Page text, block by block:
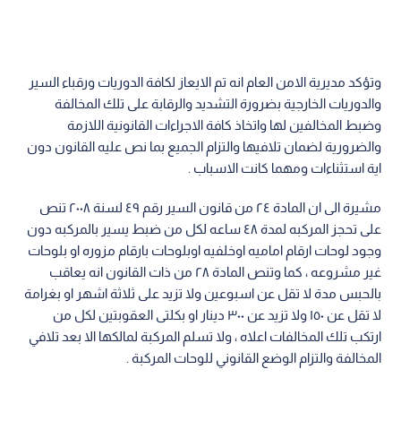
وتؤكد مديرية الامن العام انه تم الايعاز لكافة الدوريات ورقباء السير
والدوريات الخارجية بضرورة التشديد والرقابة على تلك المخالفة
وضبط المخالفين لها واتخاذ كافة الاجراءات القانونية اللازمة
والضرورية لضمان تلافيها والتزام الجميع بما نص عليه القانون دون
اية استثناءات ومهما كانت الاسباب .
مشيرة الى ان المادة ٢٤ من قانون السير رقم ٤٩ لسنة ٢٠٠٨ تنص
على تحجز المركبه لمدة ٤٨ ساعه لكل من ضبط يسير بالمركبه دون
وجود لوحات ارقام اماميه اوخلفيه اوبلوحات بارقام مزوره او بلوحات
غير مشروعه ، كما وتنص المادة ٢٨ من ذات القانون انه يعاقب
بالحبس مدة لا تقل عن اسبوعين ولا تزيد على ثلاثة اشهر او بغرامة
لا تقل عن ١٥٠ ولا تزيد عن ٣٠٠ دينار او بكلتى العقوبتين لكل من
ارتكب تلك المخالفات اعلاه ، ولا تسلم المركبة لمالكها الا بعد تلافي
المخالفة والتزام الوضع القانوني للوحات المركبة .